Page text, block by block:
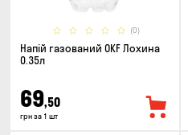
(0)
Напій газований OKF Лохина
0.35л
69,50
грн за 1 шт